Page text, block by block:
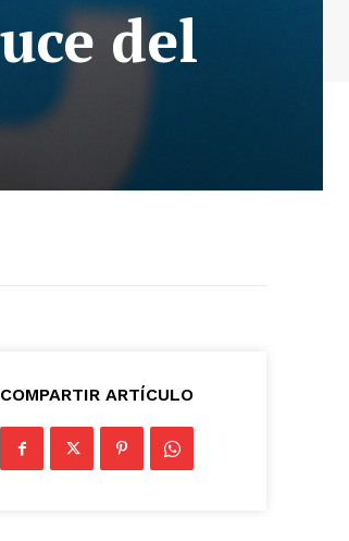
del
COMPARTIR ARTÍCULO